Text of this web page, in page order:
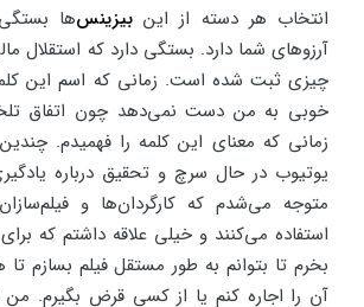
انتخاب هر دسته از این بیزینس‌ها
آرزوهای شما دارد. بستگی دارد که استقلال
چیزی ثبت شده است. زمانی که اسم این
خوبی به من دست نمی‌دهد چون اتفاق
زمانی که معنای این کلمه را فهمیدم.
یوتیوب در حال سرچ و تحقیق درباره
متوجه می‌شدم که کارگردان‌ها و
استفاده می‌کنند و خیلی علاقه داشتم که
بخرم تا بتوانم به طور مستقل فیلم بسازم تا
آن را اجاره کنم یا از کسی قرض بگیرم. من